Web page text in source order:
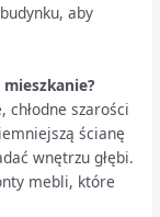
aby
szarości
ścianę
wnętrzu głębi.
mebli, które